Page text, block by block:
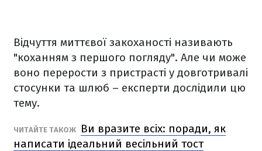
Відчуття миттєвої закоханості називають
"коханням з першого погляду". Але чи може
воно перерости з пристрасті у довготривалі
стосунки та шлюб – експерти дослідили цю
тему.
ЧИТАЙТЕ ТАКОЖ
Ви вразите всіх: поради, як
написати ідеальний весільний тост